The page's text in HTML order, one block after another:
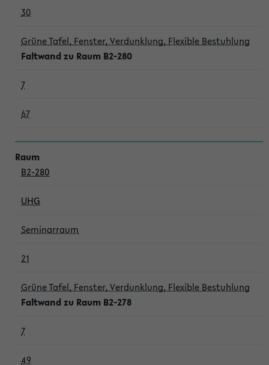
30
Grüne Tafel, Fenster, Verdunklung, Flexible Bestuhlung
Faltwand zu Raum B2-280
7
67
B2-280
UHG
Seminarraum
21
Grüne Tafel, Fenster, Verdunklung, Flexible Bestuhlung
Faltwand zu Raum B2-278
7
49